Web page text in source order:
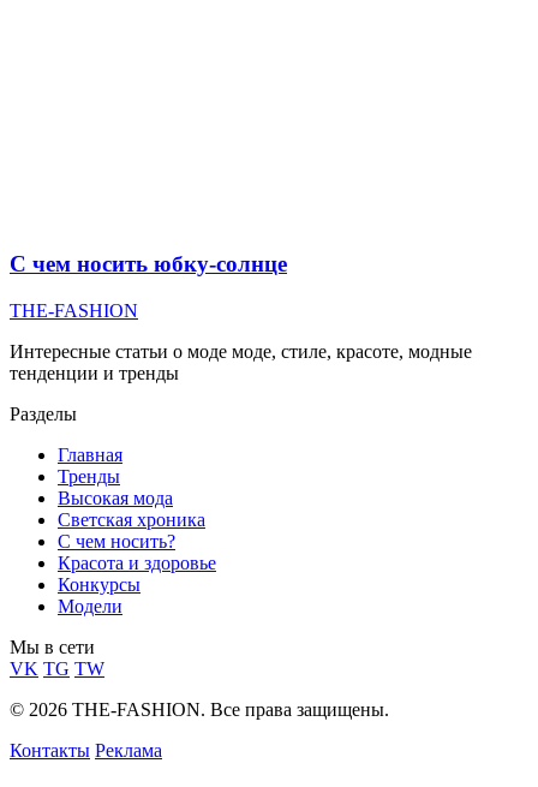
С чем носить юбку-солнце
THE-FASHION
Интересные статьи о моде моде, стиле, красоте, модные
тенденции и тренды
Разделы
Главная
Тренды
Высокая мода
Светская хроника
С чем носить?
Красота и здоровье
Конкурсы
Модели
Мы в сети
VK TG TW
© 2026 THE-FASHION. Все права защищены.
Контакты Реклама